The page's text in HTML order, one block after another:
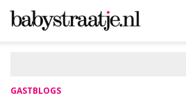
GASTBLOGS